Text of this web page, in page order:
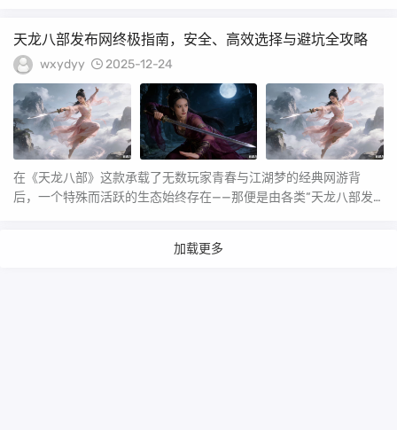
天龙八部发布网终极指南，安全、高效选择与避坑全攻略
wxydyy 2025-12-24
在《天龙八部》这款承载了无数玩家青春与江湖梦的经典网游背
后，一个特殊而活跃的生态始终存在——那便是由各类“天龙八部发
加载更多